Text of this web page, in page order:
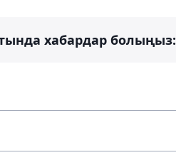
хабардар болыңыз: